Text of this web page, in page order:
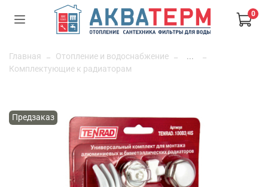
0
Главная Отопление и водоснабжение
...
Комплектующие к радиаторам
Предзаказ